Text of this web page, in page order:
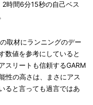
時間6分15秒の自己ベス
取材にランニングのデー
数値を参考にしていると
スリートも信頼するGARM
性の高さは、まさにアス
ると言っても過言ではあ